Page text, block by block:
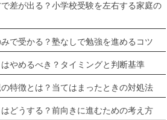
差が出る？小学校受験を左右する家庭の
で受かる？塾なしで勉強を進めるコツ
やめるべき？タイミングと判断基準
特徴とは？当てはまったときの対処法
どうする？前向きに進むための考え方